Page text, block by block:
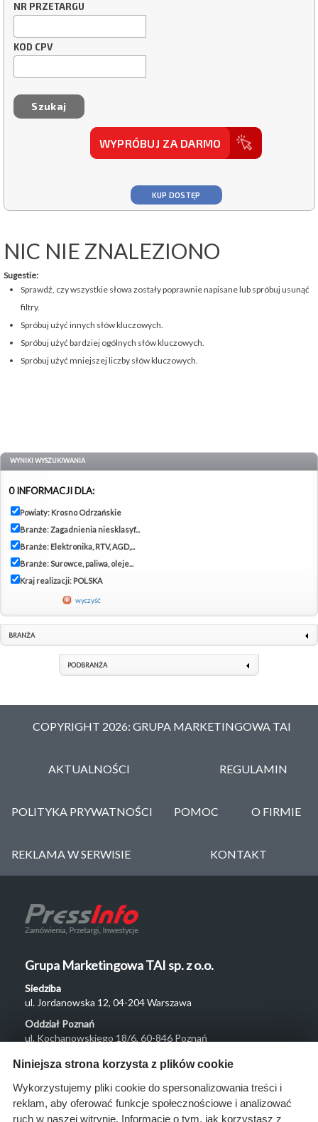
NR PRZETARGU
KOD CPV
WYPRÓBUJ ZA DARMO
KUP DOSTĘP
NIC NIE ZNALEZIONO
Sugestie:
Sprawdź, czy wszystkie słowa zostały poprawnie napisane lub spróbuj usunąć
filtry.
Spróbuj użyć innych słów kluczowych.
Spróbuj użyć bardziej ogólnych słów kluczowych.
Spróbuj użyć mniejszej liczby słów kluczowych.
WYNIKI WYSZUKIWANIA
0 INFORMACJI DLA:
Powiaty: Krosno Odrzańskie
Branże: Zagadnienia niesklasyf...
Branże: Elektronika, RTV, AGD,...
Branże: Surowce, paliwa, oleje...
Kraj realizacji: POLSKA
wyczyść
BRANŻA
PODBRANŻA
COPYRIGHT 2026: GRUPA MARKETINGOWA TAI
AKTUALNOŚCI REGULAMIN
POLITYKA PRYWATNOŚCI POMOC O FIRMIE
REKLAMA W SERWISIE KONTAKT
Grupa Marketingowa TAI sp. z o.o.
Siedziba
ul. Jordanowska 12, 04-204 Warszawa
Oddział Poznań
ul. Kochanowskiego 18/6, 60-846 Poznań
Menu
O nas
Rozwiązania
Niniejsza strona korzysta z plików cookie
Wykorzystujemy pliki cookie do spersonalizowania treści i
reklam, aby oferować funkcje społecznościowe i analizować
ruch w naszej witrynie. Informacje o tym, jak korzystasz z